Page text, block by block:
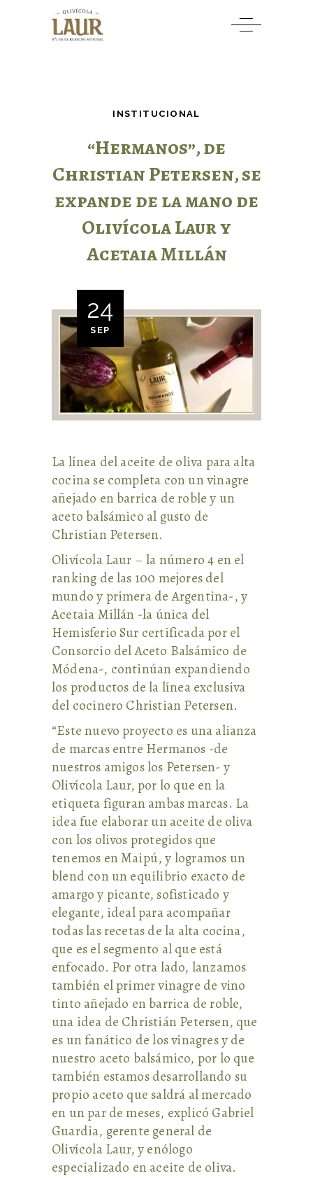
INSTITUCIONAL
“Hermanos”, de
Christian Petersen, se
expande de la mano de
Olivícola Laur y
Acetaia Millán
24
SEP
La línea del aceite de oliva para alta
cocina se completa con un vinagre
añejado en barrica de roble y un
aceto balsámico al gusto de
Christian Petersen.
Olivícola Laur – la número 4 en el
ranking de las 100 mejores del
mundo y primera de Argentina-, y
Acetaia Millán -la única del
Hemisferio Sur certificada por el
Consorcio del Aceto Balsámico de
Módena-, continúan expandiendo
los productos de la línea exclusiva
del cocinero Christian Petersen.
“Este nuevo proyecto es una alianza
de marcas entre Hermanos -de
nuestros amigos los Petersen- y
Olivícola Laur, por lo que en la
etiqueta figuran ambas marcas. La
idea fue elaborar un aceite de oliva
con los olivos protegidos que
tenemos en Maipú, y logramos un
blend con un equilibrio exacto de
amargo y picante, sofisticado y
elegante, ideal para acompañar
todas las recetas de la alta cocina,
que es el segmento al que está
enfocado. Por otra lado, lanzamos
también el primer vinagre de vino
tinto añejado en barrica de roble,
una idea de Christián Petersen, que
es un fanático de los vinagres y de
nuestro aceto balsámico, por lo que
también estamos desarrollando su
propio aceto que saldrá al mercado
en un par de meses, explicó Gabriel
Guardia, gerente general de
Olivícola Laur, y enólogo
especializado en aceite de oliva.